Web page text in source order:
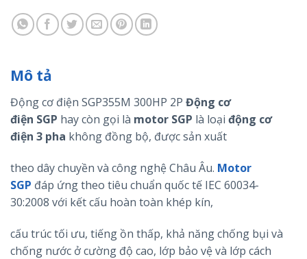
Mô tả
Động cơ điện SGP355M 300HP 2P Động cơ
điện SGP hay còn gọi là motor SGP là loại động cơ
điện 3 pha không đồng bộ, được sản xuất
theo dây chuyền và công nghệ Châu Âu. Motor
SGP đáp ứng theo tiêu chuẩn quốc tế IEC 60034-
30:2008 với kết cấu hoàn toàn khép kín,
cấu trúc tối ưu, tiếng ồn thấp, khả năng chống bụi và
chống nước ở cường độ cao, lớp bảo vệ và lớp cách